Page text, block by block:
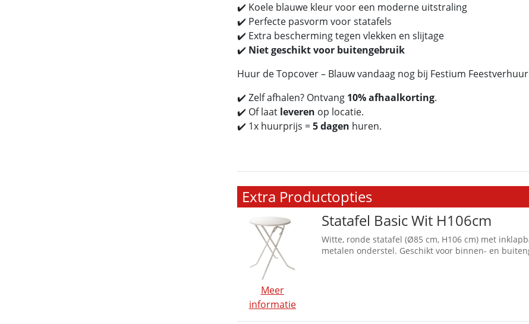
✔️ Koele blauwe kleur voor een moderne uitstraling
✔️ Perfecte pasvorm voor statafels
✔️ Extra bescherming tegen vlekken en slijtage
✔️ Niet geschikt voor buitengebruik
Huur de Topcover – Blauw vandaag nog bij Festium
✔️ Zelf afhalen? Ontvang 10% afhaalkorting.
✔️ Of laat leveren op locatie.
✔️ 1x huurprijs =5 dagen huren.
Extra Productopties
Meer
informatie
Statafel Basic Wit H106cm
Witte, ronde statafel (Ø85 cm, H106 cm) met
metalen onderstel. Geschikt voor binnen- en